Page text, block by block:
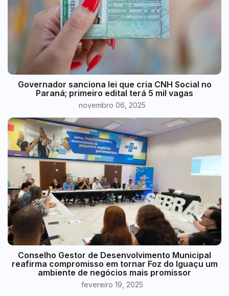
Governador sanciona lei que cria CNH Social no
Paraná; primeiro edital terá 5 mil vagas
novembro 06, 2025
Conselho Gestor de Desenvolvimento Municipal
reafirma compromisso em tornar Foz do Iguaçu um
ambiente de negócios mais promissor
fevereiro 19, 2025